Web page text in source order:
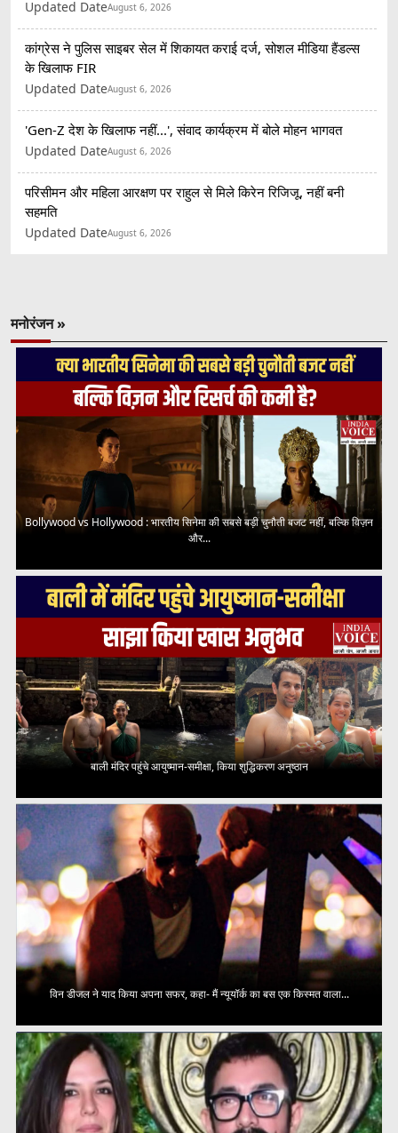
Updated DateAugust 6, 2026
कांग्रेस ने पुलिस साइबर सेल में शिकायत कराई दर्ज, सोशल मीडिया हैंडल्स
के खिलाफ FIR
Updated DateAugust 6, 2026
'Gen-Z देश के खिलाफ नहीं...', संवाद कार्यक्रम में बोले मोहन भागवत
Updated DateAugust 6, 2026
परिसीमन और महिला आरक्षण पर राहुल से मिले किरेन रिजिजू, नहीं बनी
सहमति
Updated DateAugust 6, 2026
मनोरंजन »
Bollywood vs Hollywood : भारतीय सिनेमा की सबसे बड़ी चुनौती बजट नहीं, बल्कि विज़न
और...
बाली मंदिर पहुंचे आयुष्मान-समीक्षा, किया शुद्धिकरण अनुष्ठान
विन डीजल ने याद किया अपना सफर, कहा- मैं न्यूयॉर्क का बस एक किस्मत वाला...